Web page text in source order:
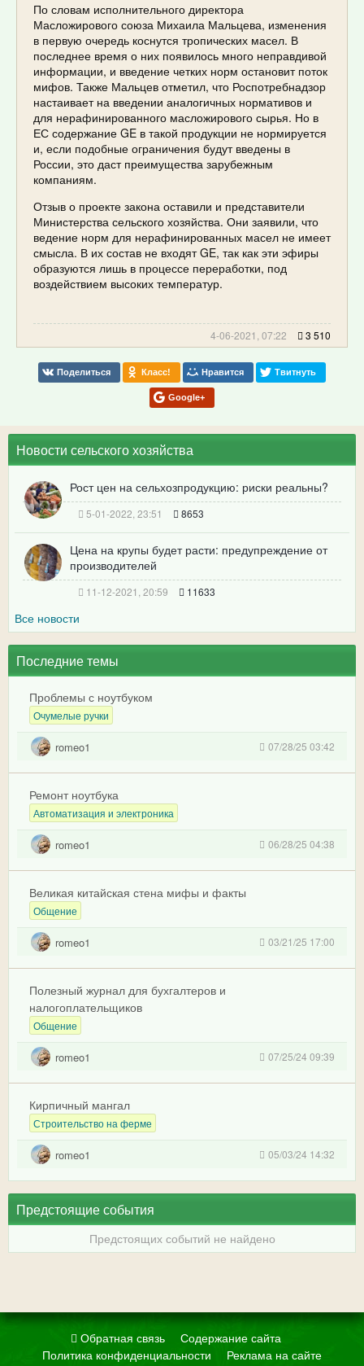
По словам исполнительного директора
Масложирового союза Михаила Мальцева, изменения
в первую очередь коснутся тропических масел. В
последнее время о них появилось много неправдивой
информации, и введение четких норм остановит поток
мифов. Также Мальцев отметил, что Роспотребнадзор
настаивает на введении аналогичных нормативов и
для нерафинированного масложирового сырья. Но в
ЕС содержание GE в такой продукции не нормируется
и, если подобные ограничения будут введены в
России, это даст преимущества зарубежным
компаниям.
Отзыв о проекте закона оставили и представители
Министерства сельского хозяйства. Они заявили, что
ведение норм для нерафинированных масел не имеет
смысла. В их состав не входят GE, так как эти эфиры
образуются лишь в процессе переработки, под
воздействием высоких температур.
4-06-2021, 07:22 3 510
Поделиться Класс! Нравится Твитнуть
Google+
Новости сельского хозяйства
Рост цен на сельхозпродукцию: риски реальны?
5-01-2022, 23:51 8653
Цена на крупы будет расти: предупреждение от
производителей
11-12-2021, 20:59 11633
Все новости
Последние темы
Проблемы с ноутбуком
Очумелые ручки
romeo1 07/28/25 03:42
Ремонт ноутбука
Автоматизация и электроника
romeo1 06/28/25 04:38
Великая китайская стена мифы и факты
Общение
romeo1 03/21/25 17:00
Полезный журнал для бухгалтеров и
налогоплательщиков
Общение
romeo1 07/25/24 09:39
Кирпичный мангал
Строительство на ферме
romeo1 05/03/24 14:32
Предстоящие события
Предстоящих событий не найдено
Обратная связь
Содержание сайта
Политика конфиденциальности
Реклама на сайте